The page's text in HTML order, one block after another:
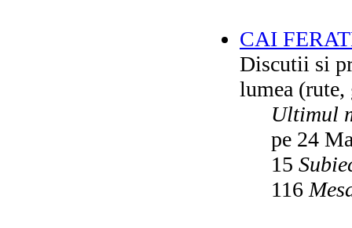
CAI
Discutii si
lumea (rute,
Ultimul
pe 24
15
116